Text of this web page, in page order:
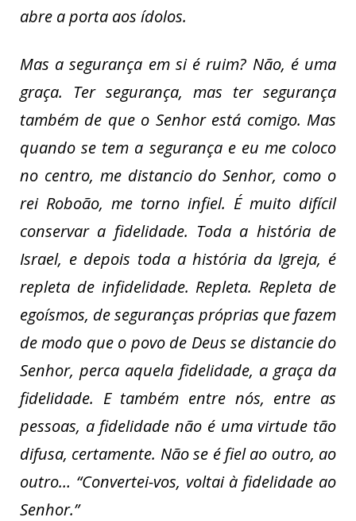
abre a porta aos ídolos.
Mas a segurança em si é ruim? Não, é uma
graça. Ter segurança, mas ter segurança
também de que o Senhor está comigo. Mas
quando se tem a segurança e eu me coloco
no centro, me distancio do Senhor, como o
rei Roboão, me torno infiel. É muito difícil
conservar a fidelidade. Toda a história de
Israel, e depois toda a história da Igreja, é
repleta de infidelidade. Repleta. Repleta de
egoísmos, de seguranças próprias que fazem
de modo que o povo de Deus se distancie do
Senhor, perca aquela fidelidade, a graça da
fidelidade. E também entre nós, entre as
pessoas, a fidelidade não é uma virtude tão
difusa, certamente. Não se é fiel ao outro, ao
outro… “Convertei-vos, voltai à fidelidade ao
Senhor.”